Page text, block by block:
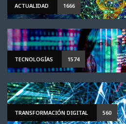
ACTUALIDAD 1666
TECNOLOGÍAS 1574
TRANSFORMACIÓN DIGITAL 560